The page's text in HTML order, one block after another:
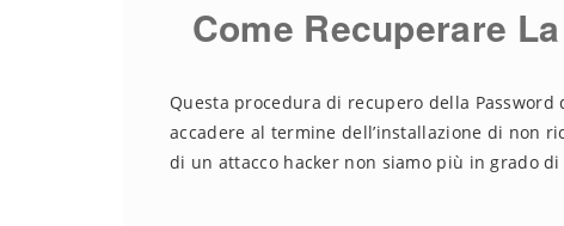
Come Recuperare
Questa procedura di recupero della
accadere al termine dell’installazione di non
di un attacco hacker non siamo più in grado